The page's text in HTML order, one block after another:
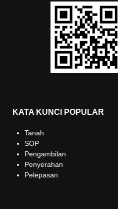
KATA KUNCI POPULAR
Tanah
SOP
Pengambilan
Penyerahan
Pelepasan